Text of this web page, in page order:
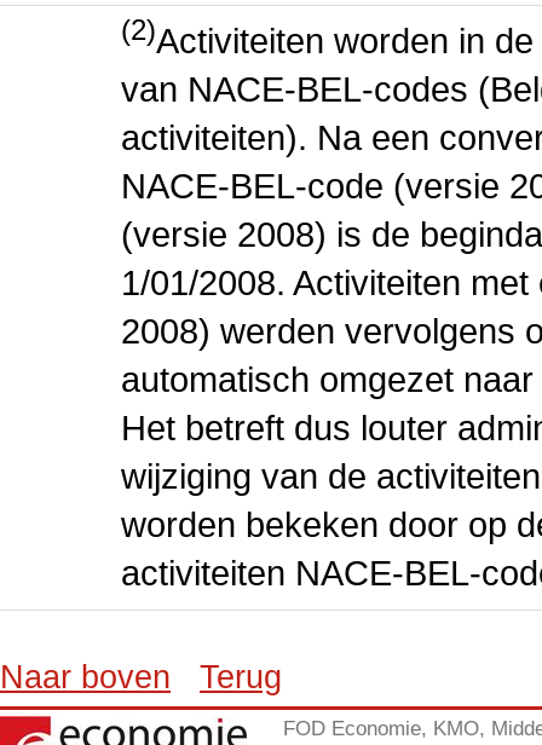
(2)Activiteiten worden in
van NACE-BEL-codes
activiteiten). Na een
NACE-BEL-code (versie
(versie 2008) is de
1/01/2008. Activiteiten
2008) werden vervolgens
automatisch omgezet
Het betreft dus louter
wijziging van de
worden bekeken door op
activiteiten NACE-BEL-
Naar boven Terug
FOD Economie, KMO,